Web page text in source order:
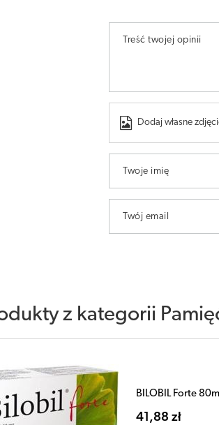
Treść twojej opinii
Dodaj własne
Twoje imię
Twój email
z kategorii
BILOBIL Intense x
47,56 zł